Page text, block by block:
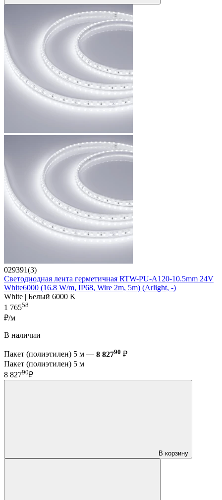
029391(3)
Светодиодная лента герметичная RTW-PU-A120-10.5mm 24V
White6000 (16.8 W/m, IP68, Wire 2m, 5m) (Arlight, -)
White | Белый 6000 K
1 76558
₽/м
В наличии
Пакет (полиэтилен) 5 м — 8 82790 ₽
Пакет (полиэтилен) 5 м
8 82790₽
В корзину